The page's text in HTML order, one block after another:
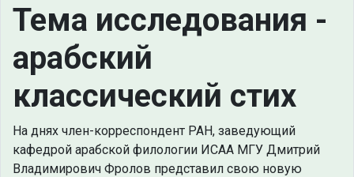
Тема исследования -
арабский
классический стих
На днях член-корреспондент РАН, заведующий
кафедрой арабской филологии ИСАА МГУ Дмитрий
Владимирович Фролов представил свою новую